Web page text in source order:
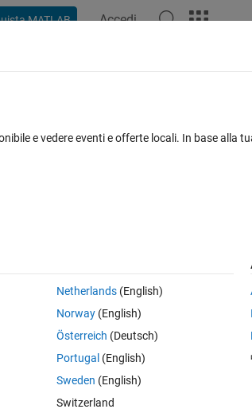
MATLAB Accedi
traminte simscape
correttamente installlato, quando tento di
a reinstallare Simscape multybody e
e vedere eventi e offerte locali. In base alla
Netherlands(English)
Norway(English)
Österreich (Deutsch)
Portugal (English)
Sweden (English)
Switzerland